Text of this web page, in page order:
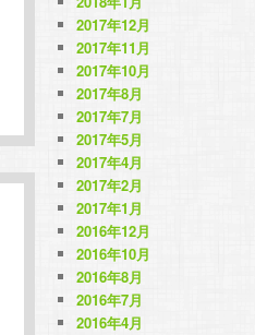
2017年12月
2017年11月
2017年10月
2017年8月
2017年7月
2017年5月
2017年4月
2017年2月
2017年1月
2016年12月
2016年10月
2016年8月
2016年7月
2016年4月